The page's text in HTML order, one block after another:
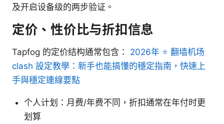
及开启设备级的两步验证。
定价、性价比与折扣信息
Tapfog 的定价结构通常包含： 2026年 ⭐ 翻墙机场
clash 設定教學：新手也能搞懂的穩定指南，快速上
手與穩定連線要點
个人计划：月费/年费不同，折扣通常在年付时更
划算